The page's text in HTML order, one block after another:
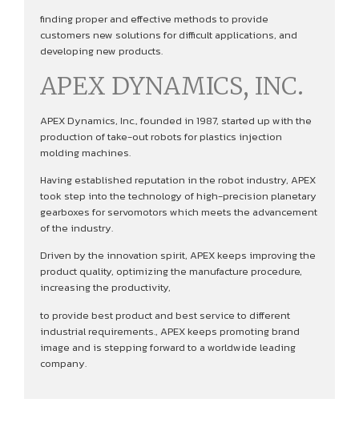
finding proper and effective methods to provide
customers new solutions for difficult applications, and
developing new products.
APEX DYNAMICS, INC.
APEX Dynamics, Inc., founded in 1987, started up with the
production of take-out robots for plastics injection
molding machines.
Having established reputation in the robot industry, APEX
took step into the technology of high-precision planetary
gearboxes for servomotors which meets the advancement
of the industry.
Driven by the innovation spirit, APEX keeps improving the
product quality, optimizing the manufacture procedure,
increasing the productivity,
to provide best product and best service to different
industrial requirements., APEX keeps promoting brand
image and is stepping forward to a worldwide leading
company.